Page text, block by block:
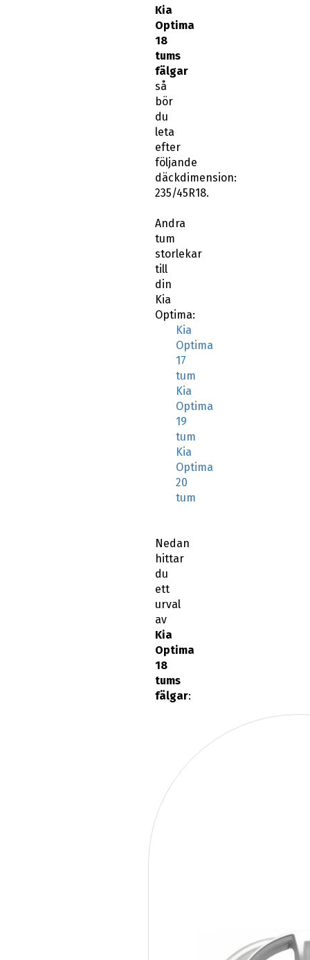
Kia
Optima
18
tums
fälgar
så
bör
du
leta
efter
följande
däckdimension:
235/45R18.
Andra
tum
storlekar
till
din
Kia
Optima:
Kia
Optima
17
tum
Kia
Optima
19
tum
Kia
Optima
20
tum
Nedan
hittar
du
ett
urval
av
Kia
Optima
18
tums
fälgar: